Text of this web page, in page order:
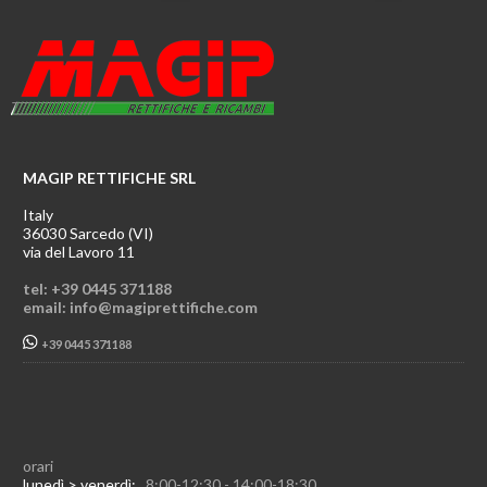
MAGIP RETTIFICHE SRL
Italy
36030 Sarcedo (VI)
via del Lavoro 11
tel: +39 0445 371188
email: info@magiprettifiche.com
+39 0445 371188
orari